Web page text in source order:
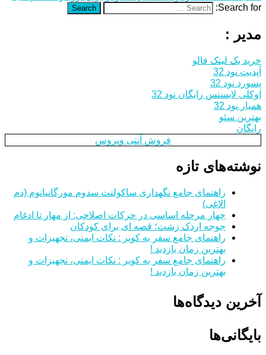
Search for:
Search
مدیر :
خرید بک لینک فالو
آپدیت نود 32
پسورد نود 32
اوکلی لایسنس رایگان نود 32
همیار نود 32
بهترین سئو
رایگان
فروش آنتی ویروس
نوشته‌های تازه
راهنمای جامع نگهداری ساکولنت سدوم مورگانیانوم (دم
الاغی)
چهار مرحله اساسی در حرکات اصلاحی: از مهار تا ادغام
جوجه اردک زشت؛ قصه ای برای کودکان
راهنمای جامع سفر به کویر : نکات ایمنی، تجهیزات و
بهترین زمان بازدید !
راهنمای جامع سفر به کویر : نکات ایمنی، تجهیزات و
بهترین زمان بازدید !
آخرین دیدگاه‌ها
بایگانی‌ها